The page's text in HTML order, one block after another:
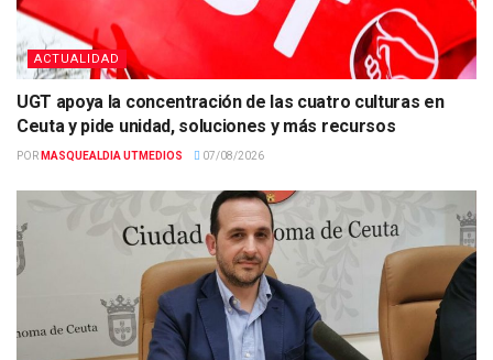
ACTUALIDAD
UGT apoya la concentración de las cuatro culturas en
Ceuta y pide unidad, soluciones y más recursos
POR MASQUEALDIA UTMEDIOS 07/08/2026